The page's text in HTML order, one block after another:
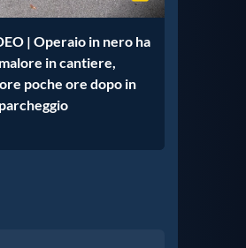
| Operaio in nero ha
in cantiere,
poche ore dopo in